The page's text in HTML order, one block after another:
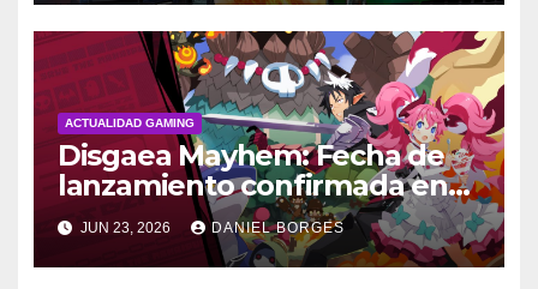
ACTUALIDAD GAMING
Disgaea Mayhem: Fecha de
lanzamiento confirmada en
Occidente
JUN 23, 2026 DANIEL BORGES